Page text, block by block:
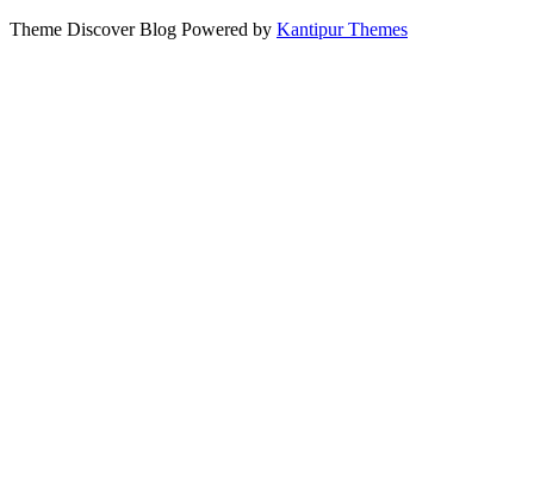
Theme Discover Blog Powered by Kantipur Themes